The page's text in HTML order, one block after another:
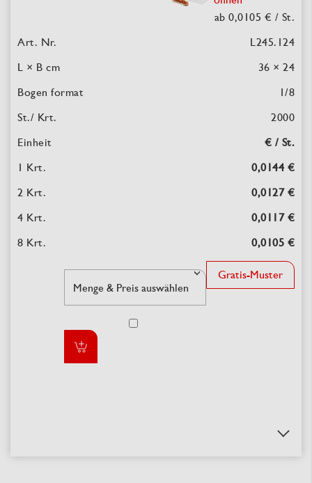
ab 0,0105 € / St.
L245.124
36 × 24
1/8
2000
€ / St.
0,0144 €
0,0127 €
0,0117 €
0,0105 €
Gratis-Muster